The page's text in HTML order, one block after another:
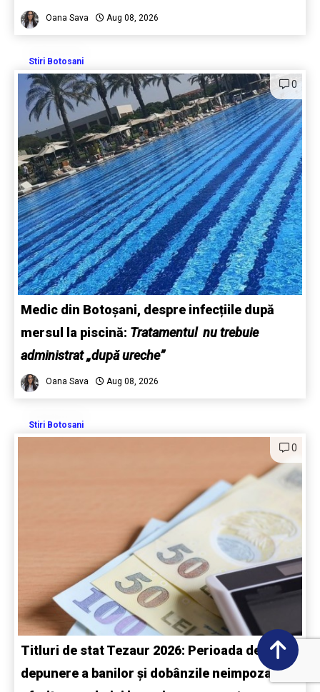
Oana Sava Aug 08, 2026
Stiri Botosani
0
Medic din Botoșani, despre infecțiile după
mersul la piscină: Tratamentul nu trebuie
administrat „după ureche”
Oana Sava Aug 08, 2026
Stiri Botosani
0
Titluri de stat Tezaur 2026: Perioada de
depunere a banilor și dobânzile neimpozabile